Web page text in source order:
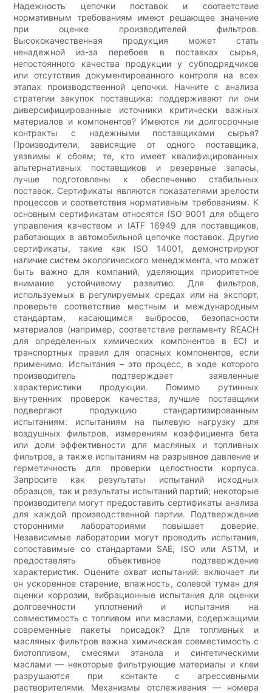
Надежность цепочки поставок и соответствие
нормативным требованиям имеют решающее значение
при оценке производителей фильтров.
Высококачественная продукция может стать
ненадежной из-за перебоев в поставках сырья,
непостоянного качества продукции у субподрядчиков
или отсутствия документированного контроля на всех
этапах производственной цепочки. Начните с анализа
стратегии закупок поставщика: поддерживают ли они
диверсифицированные источники критически важных
материалов и компонентов? Имеются ли долгосрочные
контракты с надежными поставщиками сырья?
Производители, зависящие от одного поставщика,
уязвимы к сбоям; те, кто имеет квалифицированных
альтернативных поставщиков и резервные запасы,
лучше подготовлены к обеспечению стабильных
поставок. Сертификаты являются показателями зрелости
процессов и соответствия нормативным требованиям. К
основным сертификатам относятся ISO 9001 для общего
управления качеством и IATF 16949 для поставщиков,
работающих в автомобильной цепочке поставок. Другие
сертификаты, такие как ISO 14001, демонстрируют
наличие систем экологического менеджмента, что может
быть важно для компаний, уделяющих приоритетное
внимание устойчивому развитию. Для фильтров,
используемых в регулируемых средах или на экспорт,
проверьте соответствие местным и международным
стандартам, касающимся выбросов, безопасности
материалов (например, соответствие регламенту REACH
для определенных химических компонентов в ЕС) и
транспортных правил для опасных компонентов, если
применимо. Испытания – это процесс, в ходе которого
производитель подтверждает заявленные
характеристики продукции. Помимо рутинных
внутренних проверок качества, лучшие поставщики
подвергают продукцию стандартизированным
испытаниям: испытаниям на пылевую нагрузку для
воздушных фильтров, измерениям коэффициента бета
или доли эффективности для масляных и топливных
фильтров, а также испытаниям на разрывное давление и
герметичность для проверки целостности корпуса.
Запросите как результаты испытаний исходных
образцов, так и результаты испытаний партий; некоторые
производители могут предоставить сертификаты анализа
для каждой производственной партии. Подтверждение
сторонними лабораториями повышает доверие.
Независимые лаборатории могут проводить испытания,
сопоставимые со стандартами SAE, ISO или ASTM, и
предоставлять объективное подтверждение
характеристик. Оцените охват испытаний: включает ли
он ускоренное старение, влажность, солевой туман для
оценки коррозии, вибрационные испытания для оценки
долговечности уплотнений и испытания на
совместимость с топливом или маслами, содержащими
современные пакеты присадок? Для топливных и
масляных фильтров важна химическая совместимость с
биотопливом, смесями этанола и синтетическими
маслами — некоторые фильтрующие материалы и клеи
разрушаются при контакте с агрессивными
растворителями. Механизмы отслеживания — номера